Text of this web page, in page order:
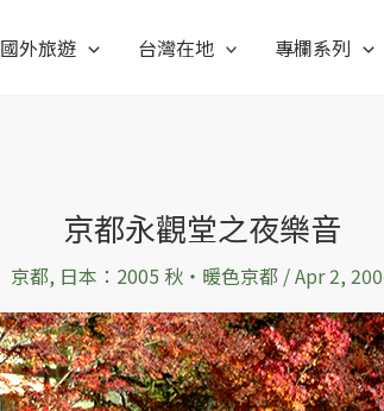
國外旅遊 台灣在地 專欄系列
京都永觀堂之夜樂音
京都, 日本：2005 秋‧暖色京都 /Apr 2,